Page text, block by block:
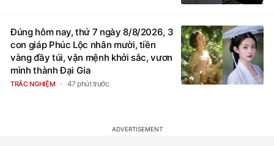
con giáp Phúc Lộc nhân mười, tiền
vàng đầy túi, vận mệnh khởi sắc, vươn
mình thành Đại Gia
TRẮC NGHIỆM 47 phút trước